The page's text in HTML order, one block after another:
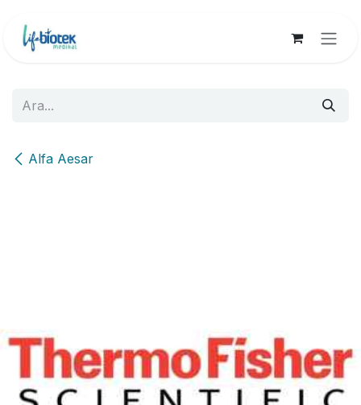
Alfa Aesar